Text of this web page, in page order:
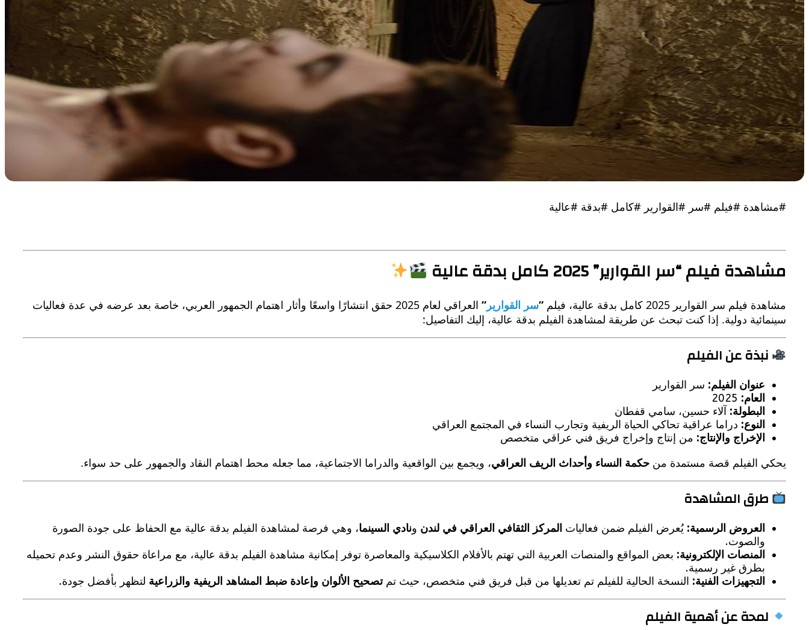
#مشاهدة #فيلم #سر #القوارير #كامل #بدقة #عالية
مشاهدة فيلم “سر القوارير” 2025 كامل بدقة عالية
مشاهدة فيلم سر القوارير 2025 كامل بدقة عالية، فيلم “سر القوارير “
العراقي لعام 2025 حقق انتشارًا واسعًا وأثار اهتمام الجمهور العربي، خاصة بعد عرضه في عدة فعاليات
سينمائية دولية. إذا كنت تبحث عن طريقة لمشاهدة الفيلم بدقة عالية، إليك التفاصيل:
نبذة عن الفيلم
عنوان الفيلم: سر القوارير
العام:
البطولة: آلاء حسين، سامي قفطان
النوع: دراما عراقية تحاكي الحياة الريفية وتجارب النساء في المجتمع العراقي
الإخراج والإنتاج: من إنتاج وإخراج فريق فني عراقي متخصص
يحكي الفيلم قصة مستمدة من حكمة النساء وأحداث الريف العراقي، ويجمع بين الواقعية والدراما الاجتماعية، مما جعله محط اهتمام النقاد والجمهور على حد سواء.
طرق المشاهدة
العروض الرسمية: يُعرض الفيلم ضمن فعاليات المركز الثقافي العراقي في لندن ونادي السينما، وهي فرصة لمشاهدة الفيلم بدقة عالية مع الحفاظ على جودة الصورة
والصوت.
المنصات الإلكترونية: بعض المواقع والمنصات العربية التي تهتم بالأفلام الكلاسيكية والمعاصرة توفر إمكانية مشاهدة الفيلم بدقة عالية، مع مراعاة حقوق النشر وعدم تحميله
بطرق غير رسمية.
التجهيزات الفنية: النسخة الحالية للفيلم تم تعديلها من قبل فريق فني متخصص، حيث تمتصحيح الألوان وإعادة ضبط المشاهد الريفية والزراعية لتظهر بأفضل جودة.
لمحة عن أهمية الفيلم